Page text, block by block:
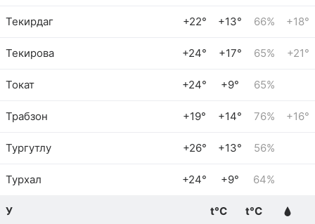
Текирдаг +22° +13° 66% +18°
Текирова +24° +17° 65% +21°
Токат +24° +9° 65%
Трабзон +19° +14° 76% +16°
Тургутлу +26° +13° 56%
Турхал +24° +9° 64%
У t°C t°C